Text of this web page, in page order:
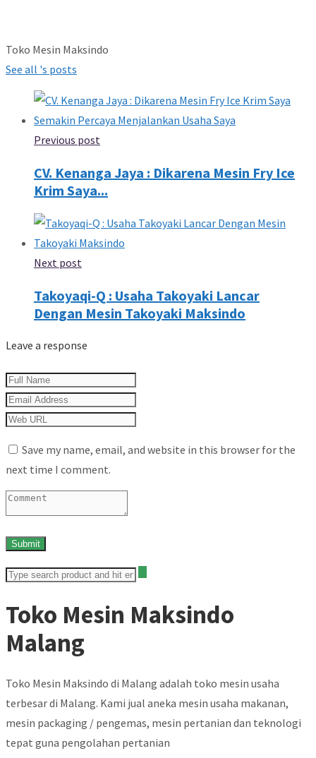
Toko Mesin Maksindo
See all 's posts
Previous post
CV. Kenanga Jaya : Dikarena Mesin Fry Ice
Krim Saya...
Next post
Takoyaqi-Q : Usaha Takoyaki Lancar
Dengan Mesin Takoyaki Maksindo
Leave a response
Save my name, email, and website in this browser for the
next time I comment.
Toko Mesin Maksindo
Malang
Toko Mesin Maksindo di Malang adalah toko mesin usaha
terbesar di Malang. Kami jual aneka mesin usaha makanan,
mesin packaging / pengemas, mesin pertanian dan teknologi
tepat guna pengolahan pertanian